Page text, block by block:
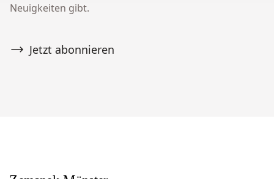
Neuigkeiten gibt.
Jetzt abonnieren